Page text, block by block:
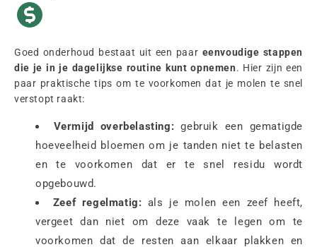
Goed onderhoud bestaat uit een paar eenvoudige stappen
die je in je dagelijkse routine kunt opnemen. Hier zijn een
paar praktische tips om te voorkomen dat je molen te snel
verstopt raakt:
Vermijd overbelasting:gebruik een gematigde
hoeveelheid bloemen om je tanden niet te belasten
en te voorkomen dat er te snel residu wordt
opgebouwd.
Zeef regelmatig: als je molen een zeef heeft,
vergeet dan niet om deze vaak te legen om te
voorkomen dat de resten aan elkaar plakken en